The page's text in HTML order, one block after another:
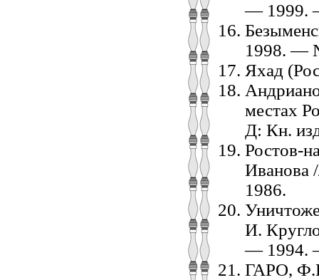
— 1999.
1998. —
Яхад
местах
Д: Кн.
Ростов-
Иванова
1986.
И.
— 1994.
ГАРО,